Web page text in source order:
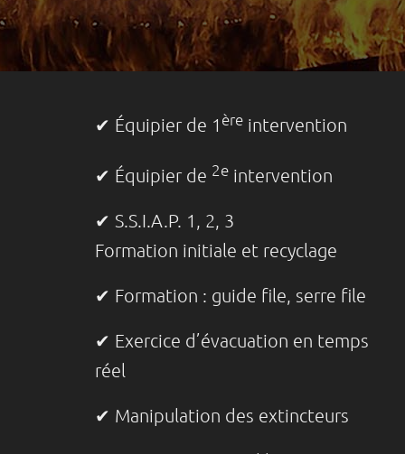
✔ Équipier de 1 ère intervention
✔ Équipier de 2e intervention
✔ S.S.I.A.P. 1, 2, 3
Formation initiale et recyclage
✔ Formation : guide file, serre file
✔ Exercice d’évacuation en temps
réel
✔ Manipulation des extincteurs